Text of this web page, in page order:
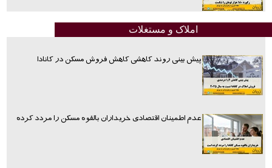
املاک و مستغلات
پیش بینی روند کاهشی کاهش فروش مسکن در کانادا
عدم اطمینان اقتصادی خریداران بالقوه مسکن را مردد کرده